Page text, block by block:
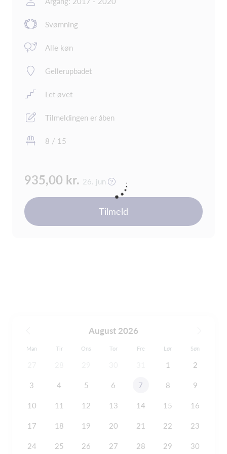
Svømning
Alle køn
Gellerupbadet
Let øvet
Tilmeldingen er åben
8 / 15
935,00 kr. 26. jun
Tilmeld
August 2026
Man Tir Ons Tor Fre Lør Søn
1 2
3 4 5 6 7 8 9
10 11 12 13 14 15 16
17 18 19 20 21 22 23
24 25 26 27 28 29 30